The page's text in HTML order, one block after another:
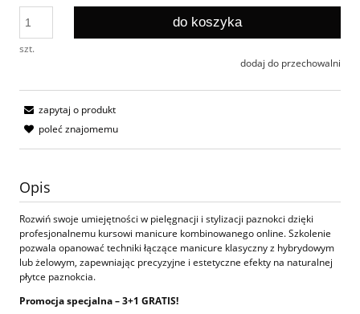
szt.
do koszyka
dodaj do przechowalni
zapytaj o produkt
poleć znajomemu
Opis
Rozwiń swoje umiejętności w pielęgnacji i stylizacji paznokci dzięki
profesjonalnemu kursowi manicure kombinowanego online. Szkolenie
pozwala opanować techniki łączące manicure klasyczny z hybrydowym
lub żelowym, zapewniając precyzyjne i estetyczne efekty na naturalnej
płytce paznokcia.
Promocja specjalna – 3+1 GRATIS!